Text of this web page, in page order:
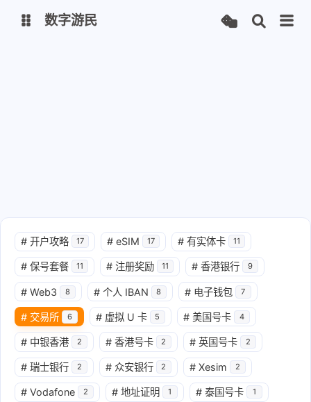
数字游民
# 开户攻略 17 # eSIM 17 # 有实体卡 11
# 保号套餐 11 # 注册奖励 11 # 香港银行 9
# Web3 8 # 个人 IBAN 8 # 电子钱包 7
# 交易所 6 # 虚拟 U 卡 5 # 美国号卡 4
# 中银香港 2 # 香港号卡 2 # 英国号卡 2
# 瑞士银行 2 # 众安银行 2 # Xesim 2
# Vodafone 2 # 地址证明 1 # 泰国号卡 1